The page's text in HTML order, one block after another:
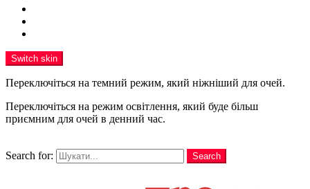
Switch skin
Переключіться на темний режим, який ніжніший для очей.
Переключіться на режим освітлення, який буде більш
приємним для очей в денний час.
Search for:
Search